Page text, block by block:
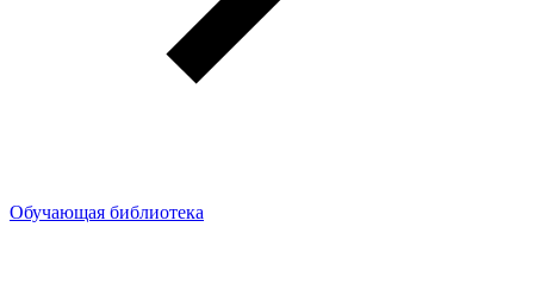
Обучающая библиотека